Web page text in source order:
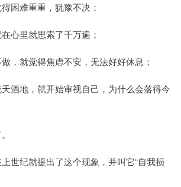
困难重重，犹豫不决；
心里就思索了千万遍；
，就觉得焦虑不安，无法好好休息；
酒地，就开始审视自己，为什么会落得今
世纪就提出了这个现象，并叫它“自我损